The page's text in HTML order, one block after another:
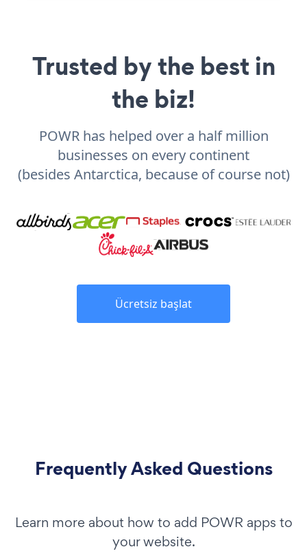
Trusted by the best in
the biz!
POWR has helped over a half million
businesses on every continent
(besides Antarctica, because of course not)
Ücretsiz başlat
Frequently Asked Questions
Learn more about how to add POWR apps to
your website.